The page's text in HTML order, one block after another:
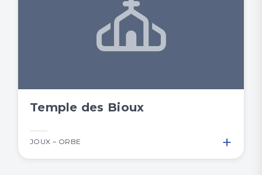
Temple des Bioux
JOUX – ORBE +